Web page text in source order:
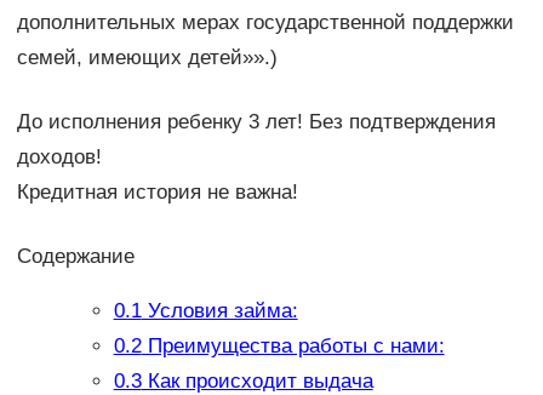
дополнительных мерах государственной поддержки
семей, имеющих детей»».)
До исполнения ребенку 3 лет! Без подтверждения
доходов!
Кредитная история не важна!
Содержание
0.1Условия займа:
0.2Преимущества работы с нами:
0.3Как происходит выдача